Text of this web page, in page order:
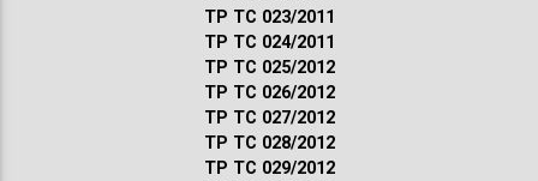
ТР ТС 023/2011
ТР ТС 024/2011
ТР ТС 025/2012
ТР ТС 026/2012
ТР ТС 027/2012
ТР ТС 028/2012
ТР ТС 029/2012